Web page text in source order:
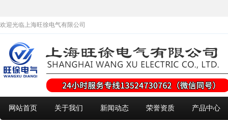
欢迎光临上海旺徐电气有限公司
网站首页 关于我们 新闻动态 荣誉资质 产品中心